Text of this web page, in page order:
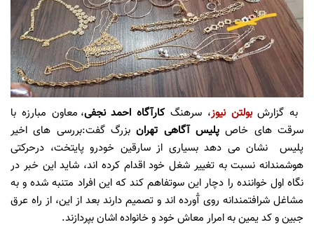
به گزارشبولتن نیوز، سرهنگکارآگاه احمد نجفی، معاون مبارزه با
سرقت های خاص پلیس آگاهی تهرانبزرگ گفت:بررسی های اخیر
پلیس نشان می دهد بسیاری از سارقین خودرو پایتخت، درحرکتی
هوشمندانه نسبت به تغییر شغل خود اقدام کرده اند، شاید این خبر در
نگاه اول خواننده را دچار این سوتفاهم کند که این افراد متنبه شده و به
مشاغل شرافتمندانه روی آْورده اند و تصمیم دارند بعد از این، از راه عرق
جبین و کد یمین به امرار معاش خود و خانواده اشان بپردازند.